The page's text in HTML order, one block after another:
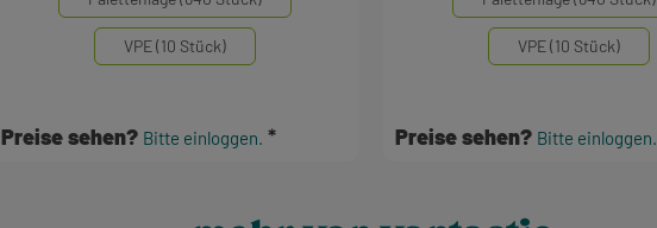
VPE (10 Stück)
Preise sehen? Bitte einloggen.
VPE (10 Stück)
Preise sehen? Bitte einloggen.